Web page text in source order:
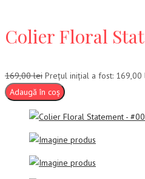
Colier Floral
169,00lei Prețul inițial a fost: 169,00
Adaugă în coș